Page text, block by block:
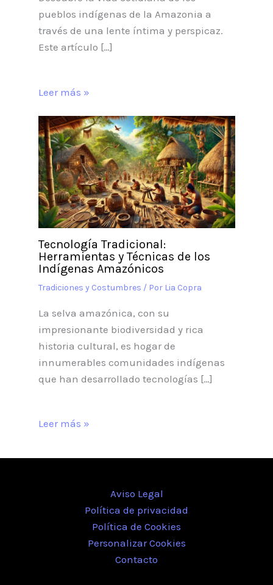
pueblos indígenas de la Amazonia a
través de una lente íntima y perspicaz.
Este artículo […]
Leer más »
Tecnología Tradicional:
Herramientas y Técnicas de los
Indígenas Amazónicos
Tradiciones y Costumbres / Por Lia Copra
La selva amazónica, con su
impresionante biodiversidad y rica
historia cultural, es hogar de
innumerables comunidades indígenas
que han desarrollado tecnologías […]
Leer más »
Aviso Legal
Política de privacidad
Política de Cookies
Personalizar Cookies
Contacto